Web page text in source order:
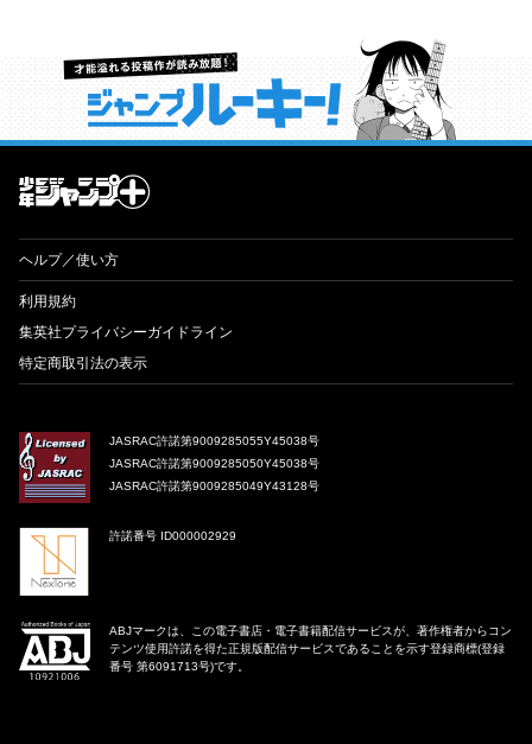
才能溢れる投稿作が読み放題！ ジャンプルーキー！
ヘルプ／使い方
利用規約
集英社プライバシーガイドライン
特定商取引法の表示
JASRAC許諾第9009285055Y45038号
JASRAC許諾第9009285050Y45038号
JASRAC許諾第9009285049Y43128号
許諾番号 ID000002929
ABJマークは、この電子書店・電子書籍配信サービスが、著作権者からコン
テンツ使用許諾を得た正規版配信サービスであることを示す登録商標(登録
番号 第6091713号)です。